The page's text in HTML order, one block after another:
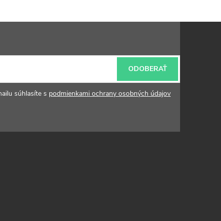
súhlasíte s podmienkami ochrany osobných údajov
ODOBERAŤ